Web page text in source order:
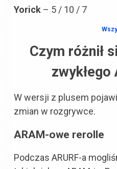
Yorick – 5 / 10 / 7
Czym różnił
zwykłego
W wersji z plusem
zmian w rozgrywce.
ARAM-owe rerolle
Podczas ARURF-a